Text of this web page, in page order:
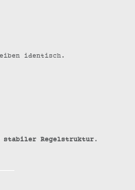
identisch.
stabiler Regelstruktur.